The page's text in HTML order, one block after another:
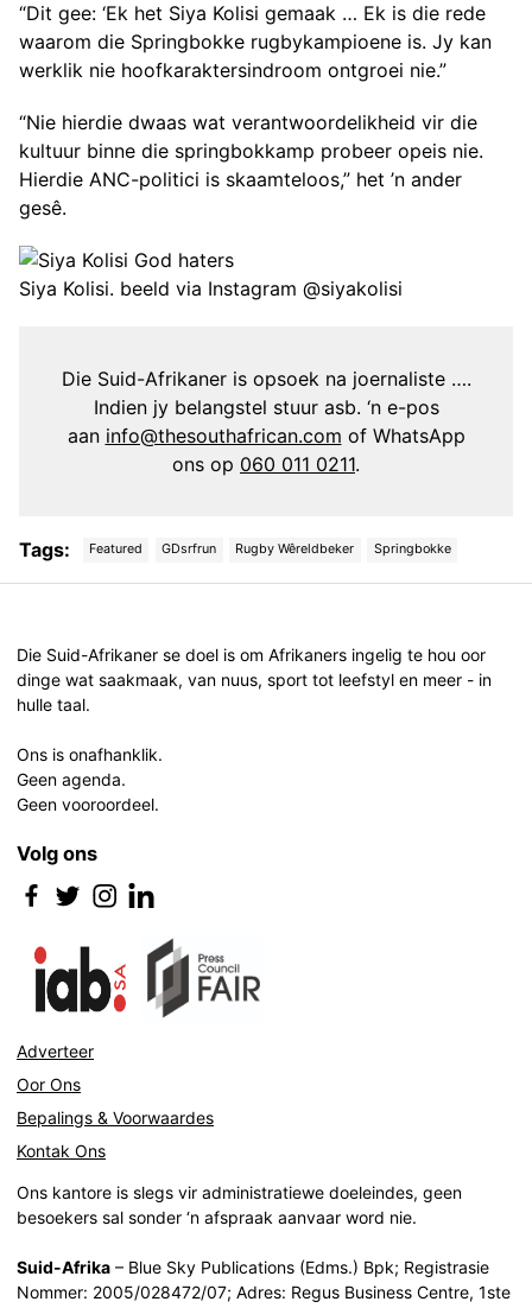
“Dit gee: ‘Ek het Siya Kolisi gemaak … Ek is die rede
waarom die Springbokke rugbykampioene is. Jy kan
werklik nie hoofkaraktersindroom ontgroei nie.”
“Nie hierdie dwaas wat verantwoordelikheid vir die
kultuur binne die springbokkamp probeer opeis nie.
Hierdie ANC-politici is skaamteloos,” het ’n ander
gesê.
Siya Kolisi. beeld via Instagram @siyakolisi
Die Suid-Afrikaner is opsoek na joernaliste ….
Indien jy belangstel stuur asb. ‘n e-pos
aan info@thesouthafrican.com of WhatsApp
ons op 060 011 0211.
Tags: Featured GDsrfrun Rugby Wêreldbeker Springbokke
Die Suid-Afrikaner se doel is om Afrikaners ingelig te hou oor
dinge wat saakmaak, van nuus, sport tot leefstyl en meer - in
hulle taal.
Ons is onafhanklik.
Geen agenda.
Geen vooroordeel.
Volg ons
Adverteer
Oor Ons
Bepalings & Voorwaardes
Kontak Ons
Ons kantore is slegs vir administratiewe doeleindes, geen
besoekers sal sonder ‘n afspraak aanvaar word nie.
Suid-Afrika – Blue Sky Publications (Edms.) Bpk; Registrasie
Nommer: 2005/028472/07; Adres: Regus Business Centre, 1ste